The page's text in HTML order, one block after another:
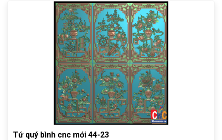
Tứ quý bình cnc mới 44-23